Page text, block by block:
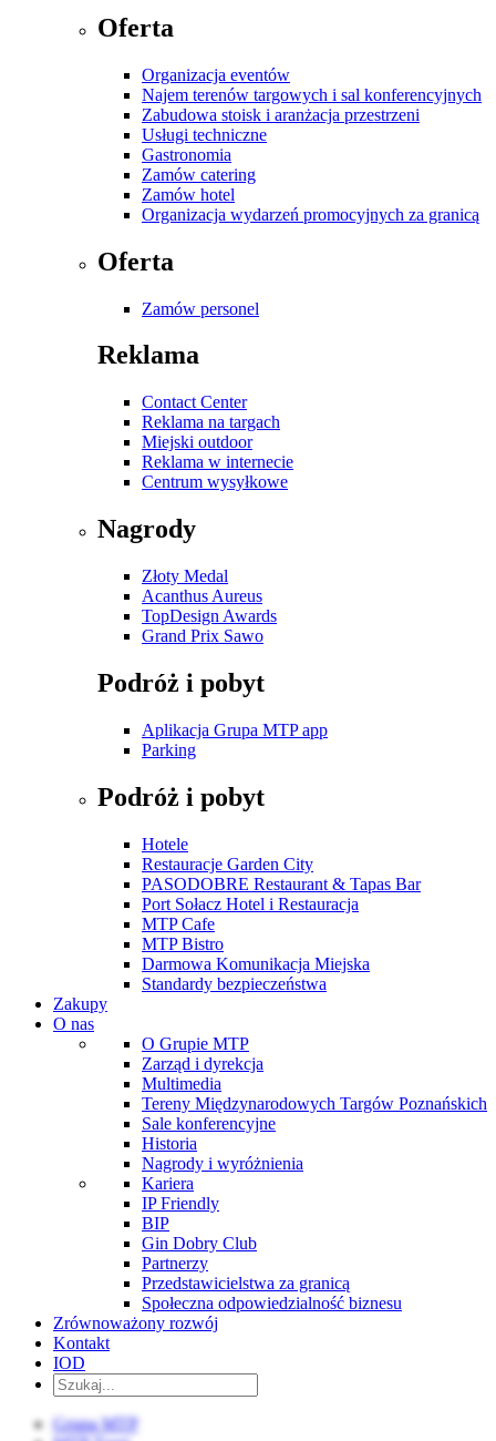
Oferta
Organizacja eventów
Najem terenów targowych i sal konferencyjnych
Zabudowa stoisk i aranżacja przestrzeni
Usługi techniczne
Gastronomia
Zamów catering
Zamów hotel
Organizacja wydarzeń promocyjnych za granicą
Oferta
Zamów personel
Reklama
Contact Center
Reklama na targach
Miejski outdoor
Reklama w internecie
Centrum wysyłkowe
Nagrody
Złoty Medal
Acanthus Aureus
TopDesign Awards
Grand Prix Sawo
Podróż i pobyt
Aplikacja Grupa MTP app
Parking
Podróż i pobyt
Hotele
Restauracje Garden City
PASODOBRE Restaurant & Tapas Bar
Port Sołacz Hotel i Restauracja
MTP Cafe
MTP Bistro
Darmowa Komunikacja Miejska
Standardy bezpieczeństwa
Zakupy
O nas
O Grupie MTP
Zarząd i dyrekcja
Multimedia
Tereny Międzynarodowych Targów Poznańskich
Sale konferencyjne
Historia
Nagrody i wyróżnienia
Kariera
IP Friendly
BIP
Gin Dobry Club
Partnerzy
Przedstawicielstwa za granicą
Społeczna odpowiedzialność biznesu
Zrównoważony rozwój
Kontakt
IOD
Grupa MTP